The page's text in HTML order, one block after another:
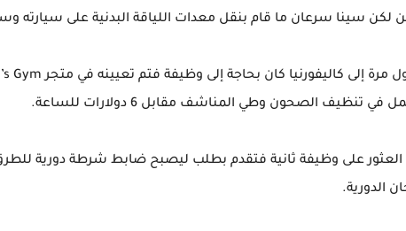
لكن سينا سرعان ما قام بنقل معدات اللياقة البدنية على سيارته
تنظيف الصحون وطي المناشف مقابل 6 دولارات للساعة.
على وظيفة ثانية فتقدم بطلب ليصبح ضابط شرطة دورية
الدورية.